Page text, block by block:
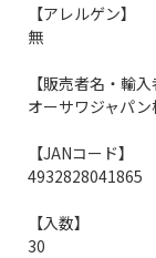
【アレルゲン】
無
【販売者名・輸入
オーサワジャパ
【JANコード】
4932828041865
【入数】
30